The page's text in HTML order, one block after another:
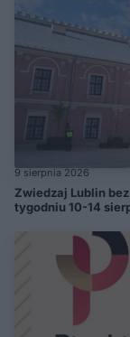
9 sierpnia 2026
Zwiedzaj Lublin
tygodniu 10-14